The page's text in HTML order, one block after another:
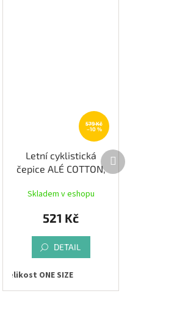
579 Kč
–10 %
Letní cyklistická
čepice ALÉ COTTON,
Skladem v eshopu
521 Kč
DETAIL
Velikost ONE SIZE
Další
produkt